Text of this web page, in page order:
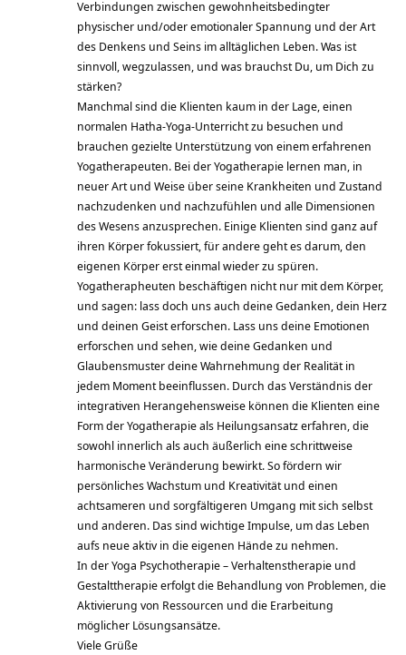
Verbindungen zwischen gewohnheitsbedingter
physischer und/oder emotionaler Spannung und der Art
des Denkens und Seins im alltäglichen Leben. Was ist
sinnvoll, wegzulassen, und was brauchst Du, um Dich zu
stärken?
Manchmal sind die Klienten kaum in der Lage, einen
normalen Hatha-Yoga-Unterricht zu besuchen und
brauchen gezielte Unterstützung von einem erfahrenen
Yogatherapeuten. Bei der Yogatherapie lernen man, in
neuer Art und Weise über seine Krankheiten und Zustand
nachzudenken und nachzufühlen und alle Dimensionen
des Wesens anzusprechen. Einige Klienten sind ganz auf
ihren Körper fokussiert, für andere geht es darum, den
eigenen Körper erst einmal wieder zu spüren.
Yogatherapheuten beschäftigen nicht nur mit dem Körper,
und sagen: lass doch uns auch deine Gedanken, dein Herz
und deinen Geist erforschen. Lass uns deine Emotionen
erforschen und sehen, wie deine Gedanken und
Glaubensmuster deine Wahrnehmung der Realität in
jedem Moment beeinflussen. Durch das Verständnis der
integrativen Herangehensweise können die Klienten eine
Form der Yogatherapie als Heilungsansatz erfahren, die
sowohl innerlich als auch äußerlich eine schrittweise
harmonische Veränderung bewirkt. So fördern wir
persönliches Wachstum und Kreativität und einen
achtsameren und sorgfältigeren Umgang mit sich selbst
und anderen. Das sind wichtige Impulse, um das Leben
aufs neue aktiv in die eigenen Hände zu nehmen.
In der Yoga Psychotherapie – Verhaltenstherapie und
Gestalttherapie erfolgt die Behandlung von Problemen, die
Aktivierung von Ressourcen und die Erarbeitung
möglicher Lösungsansätze.
Viele Grüße